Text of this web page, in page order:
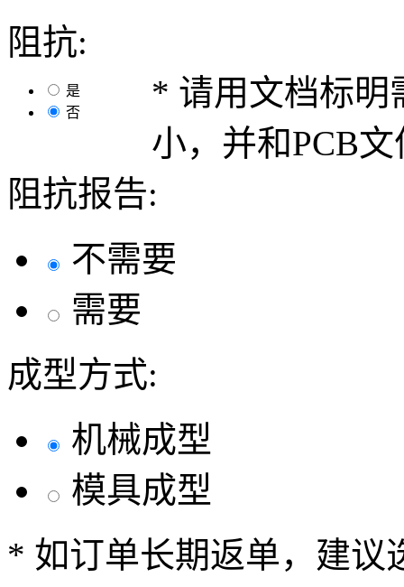
阻抗:
是
否
* 请用文档标明
小，并和PCB
阻抗报告:
不需要
需要
成型方式:
机械成型
模具成型
* 如订单长期返单，建议